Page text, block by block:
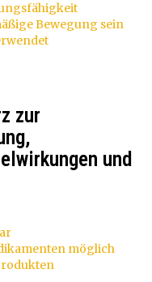
Bewegung sein
zur
und
möglich